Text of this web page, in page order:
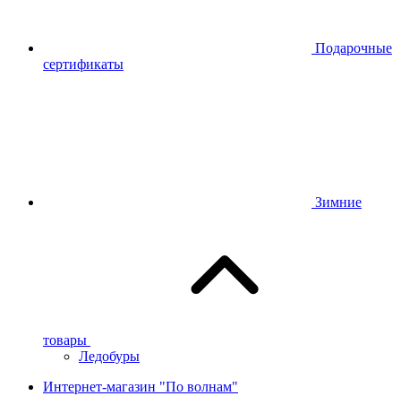
Подарочные
сертификаты
Зимние
товары
Ледобуры
Интернет-магазин "По волнам"